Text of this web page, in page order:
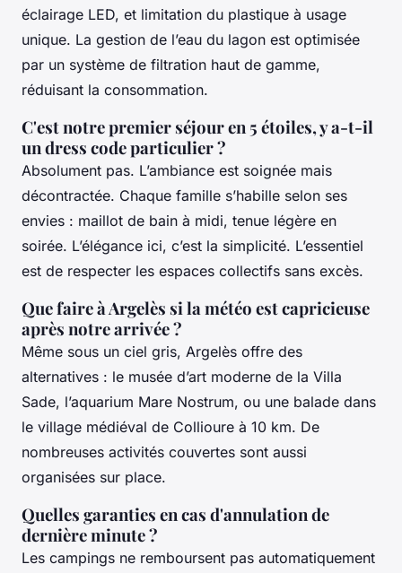
éclairage LED, et limitation du plastique à usage
unique. La gestion de l’eau du lagon est optimisée
par un système de filtration haut de gamme,
réduisant la consommation.
C'est notre premier séjour en 5 étoiles, y a-t-il
un dress code particulier ?
Absolument pas. L’ambiance est soignée mais
décontractée. Chaque famille s’habille selon ses
envies : maillot de bain à midi, tenue légère en
soirée. L’élégance ici, c’est la simplicité. L’essentiel
est de respecter les espaces collectifs sans excès.
Que faire à Argelès si la météo est capricieuse
après notre arrivée ?
Même sous un ciel gris, Argelès offre des
alternatives : le musée d’art moderne de la Villa
Sade, l’aquarium Mare Nostrum, ou une balade dans
le village médiéval de Collioure à 10 km. De
nombreuses activités couvertes sont aussi
organisées sur place.
Quelles garanties en cas d'annulation de
dernière minute ?
Les campings ne remboursent pas automatiquement